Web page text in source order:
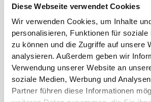
Diese Webseite verwendet Cookies
Wir verwenden Cookies, um Inhalte
personalisieren, Funktionen für soziale
zu können und die Zugriffe auf unsere
analysieren. Außerdem geben wir
Verwendung unserer Website an
soziale Medien, Werbung und
Partner führen diese Informationen
DEHNEN
Im Labor entwickelte 2-Wege-
die für plötzliche
Richtungswechsel